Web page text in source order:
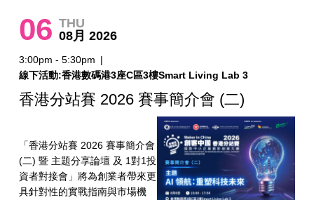
06 THU
08月 2026
3:00pm - 5:30pm |
線下活動:香港數碼港3座C區3樓Smart Living Lab 3
香港分站賽 2026 賽事簡介會 (二)
「香港分站賽 2026 賽事簡介會
(二) 暨 主題分享論壇 及 1對1投
資者對接會」將為創業者帶來更
具針對性的實戰指南與市場機